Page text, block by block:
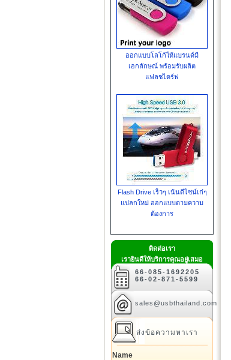
ออกแบบโลโก้ให้แบรนด์มี
เอกลักษณ์ พร้อมรับผลิต
แฟลชไดร์ฟ
Flash Drive เร็วๆ เน้นดีไซน์เก๋ๆ
แปลกใหม่ ออกแบบตามความ
ต้องการ
ติดต่อเรา
เรายินดีให้บริการคุณอยู่เสมอ
66-085-1692205
66-02-871-5599
sales@usbthailand.com
ส่งข้อความหาเรา
Name